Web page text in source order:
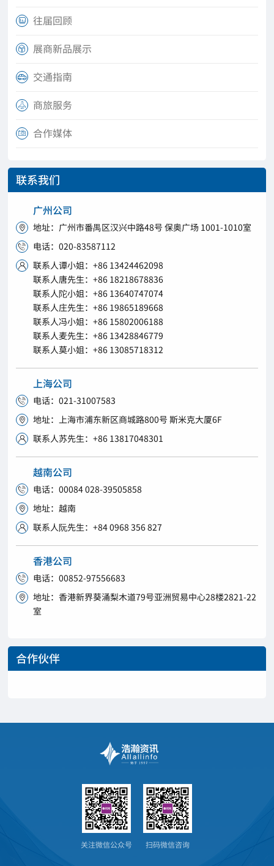
 往届回顾
 展商新品展示
 交通指南
 商旅服务
 合作媒体
联系我们
广州公司
 地址：广州市番禺区汉兴中路48号 保奥广场 1001-1010室
 电话：020-83587112

联系人谭小姐：+86 13424462098
联系人唐先生：+86 18218678836
联系人陀小姐：+86 13640747074
联系人庄先生：+86 19865189668
联系人冯小姐：+86 15802006188
联系人麦先生：+86 13428846779
联系人莫小姐：+86 13085718312
上海公司
 电话：021-31007583
 地址：上海市浦东新区商城路800号 斯米克大厦6F
 联系人苏先生：+86 13817048301
越南公司
 电话：00084 028-39505858
 地址：越南
 联系人阮先生：+84 0968 356 827
香港公司
 电话：00852-97556683

地址：香港新界葵涌梨木道79号亚洲贸易中心28楼2821-22
室
合作伙伴
关注微信公众号 扫码微信咨询